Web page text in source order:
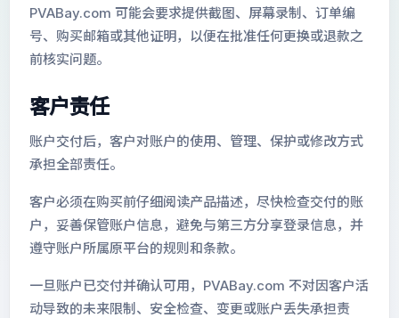
PVABay.com 可能会要求提供截图、屏幕录制、订单编
号、购买邮箱或其他证明，以便在批准任何更换或退款之
前核实问题。
客户责任
账户交付后，客户对账户的使用、管理、保护或修改方式
承担全部责任。
客户必须在购买前仔细阅读产品描述，尽快检查交付的账
户，妥善保管账户信息，避免与第三方分享登录信息，并
遵守账户所属原平台的规则和条款。
一旦账户已交付并确认可用，PVABay.com 不对因客户活
动导致的未来限制、安全检查、变更或账户丢失承担责